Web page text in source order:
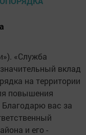
«Служба
вклад
на территории
повышения
вас за
и его